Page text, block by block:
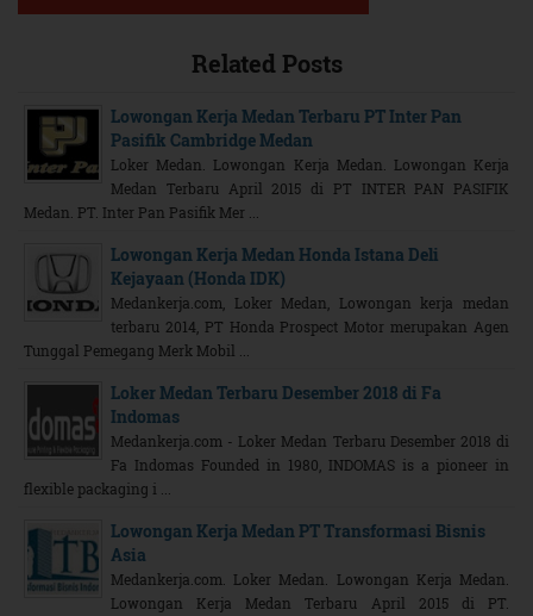
Related Posts
Lowongan Kerja Medan Terbaru PT Inter Pan
Pasifik Cambridge Medan
Loker Medan. Lowongan Kerja Medan. Lowongan Kerja
Medan Terbaru April 2015 di PT INTER PAN PASIFIK
Medan. PT. Inter Pan Pasifik Mer ...
Lowongan Kerja Medan Honda Istana Deli
Kejayaan (Honda IDK)
Medankerja.com, Loker Medan, Lowongan kerja medan
terbaru 2014, PT Honda Prospect Motor merupakan Agen
Tunggal Pemegang Merk Mobil ...
Loker Medan Terbaru Desember 2018 di Fa
Indomas
Medankerja.com - Loker Medan Terbaru Desember 2018 di
Fa Indomas Founded in 1980, INDOMAS is a pioneer in
flexible packaging i ...
Lowongan Kerja Medan PT Transformasi Bisnis
Asia
Medankerja.com. Loker Medan. Lowongan Kerja Medan.
Lowongan Kerja Medan Terbaru April 2015 di PT.